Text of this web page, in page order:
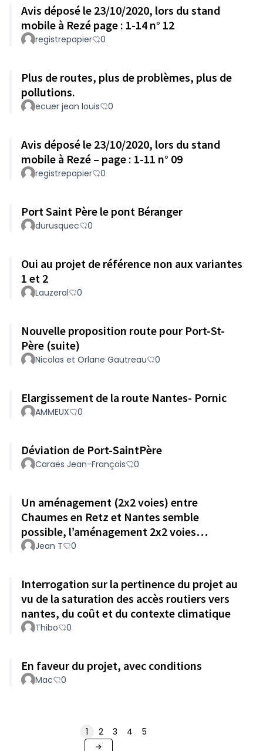
Avis déposé le 23/10/2020, lors du stand
mobile à Rezé page : 1-14 n° 12
registrepapier 0
Plus de routes, plus de problèmes, plus de
pollutions.
ecuer jean louis 0
Avis déposé le 23/10/2020, lors du stand
mobile à Rezé – page : 1-11 n° 09
registrepapier 0
Port Saint Père le pont Béranger
durusquec 0
Oui au projet de référence non aux variantes
1 et 2
Lauzeral 0
Nouvelle proposition route pour Port-St-
Père (suite)
Nicolas et Orlane Gautreau 0
Elargissement de la route Nantes- Pornic
AMMEUX 0
Déviation de Port-SaintPère
Caraës Jean-François 0
Un aménagement (2x2 voies) entre
Chaumes en Retz et Nantes semble
possible, l’aménagement 2x2 voies
Chaumes en Retz - Pornic ne présente aucun
Jean T 0
Interrogation sur la pertinence du projet au
vu de la saturation des accès routiers vers
nantes, du coût et du contexte climatique
Thibo 0
En faveur du projet, avec conditions
Mac 0
1 2 3 4 5